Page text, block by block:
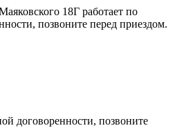
18Г работает по
позвоните перед приездом.
договоренности, позвоните